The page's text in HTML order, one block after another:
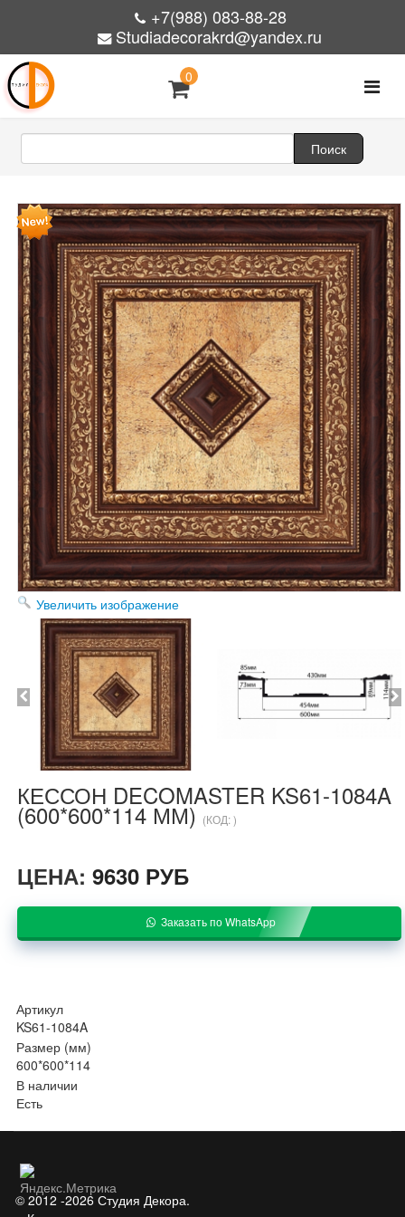
+7(988) 083-88-28
Studiadecorakrd@yandex.ru
0
Увеличить изображение
КЕССОН DECOMASTER KS61-1084A
(600*600*114 ММ) (КОД:)
ЦЕНА: 9630 РУБ
Заказать по WhatsApp
Артикул
KS61-1084A
Размер (мм)
600*600*114
В наличии
Есть
© 2012 -2026 Студия Декора.